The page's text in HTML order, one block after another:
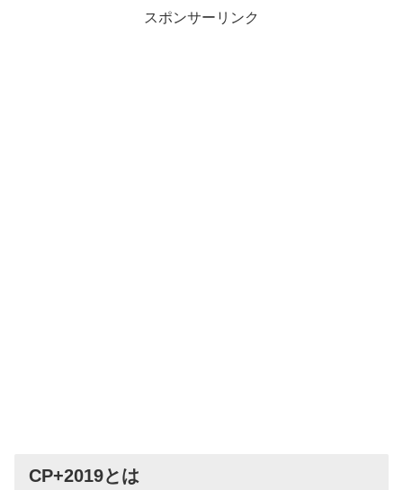
スポンサーリンク
CP+2019とは